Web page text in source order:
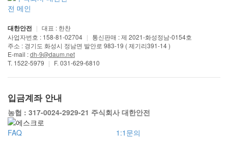
대한안전 | 대표 : 한찬
사업자번호 : 158-81-02704 | 통신판매 : 제 2021-화성정남-0154호
주소 : 경기도 화성시 정남면 발안로 983-19 ( 제기리391-14 )
E-mail :dh-9@daum.net
T. 1522-5979 | F. 031-629-6810
입금계좌 안내
농협 : 317-0024-2929-21 주식회사 대한안전
FAQ
1:1문의